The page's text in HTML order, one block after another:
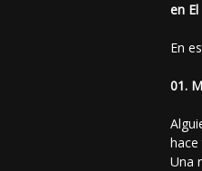
en
En
01.
Una